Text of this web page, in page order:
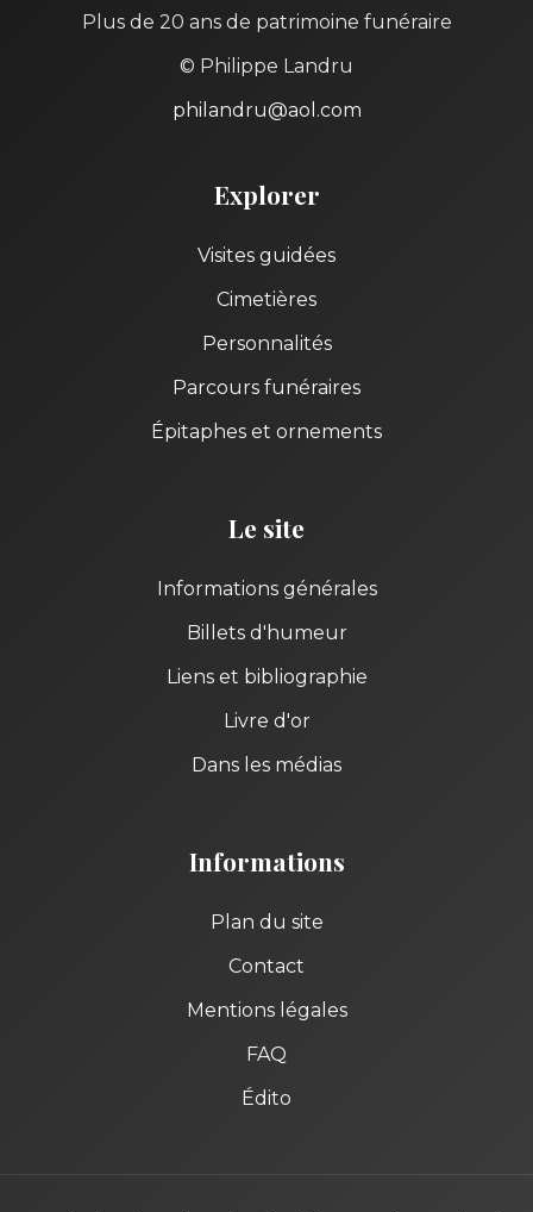
Plus de 20 ans de patrimoine funéraire
© Philippe Landru
philandru@aol.com
Explorer
Visites guidées
Cimetières
Personnalités
Parcours funéraires
Épitaphes et ornements
Le site
Informations générales
Billets d'humeur
Liens et bibliographie
Livre d'or
Dans les médias
Informations
Plan du site
Contact
Mentions légales
FAQ
Édito